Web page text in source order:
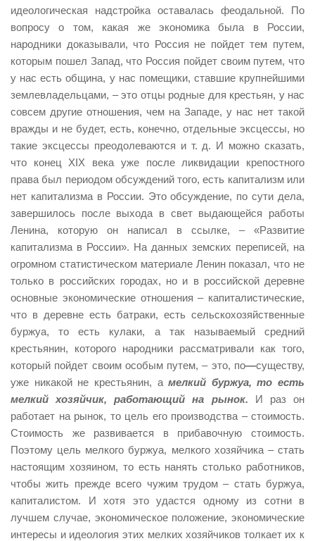
идеологическая надстройка оставалась феодальной. По
вопросу о том, какая же экономика была в России,
народники доказывали, что Россия не пойдет тем путем,
которым пошел Запад, что Россия пойдет своим путем, что
у нас есть община, у нас помещики, ставшие крупнейшими
землевладельцами, – это отцы родные для крестьян, у нас
совсем другие отношения, чем на Западе, у нас нет такой
вражды и не будет, есть, конечно, отдельные эксцессы, но
такие эксцессы преодолеваются и т. д. И можно сказать,
что конец ХIХ века уже после ликвидации крепостного
права был периодом обсуждений того, есть капитализм или
нет капитализма в России. Это обсуждение, по сути дела,
завершилось после выхода в свет выдающейся работы
Ленина, которую он написал в ссылке, – «Развитие
капитализма в России». На данных земских переписей, на
огромном статистическом материале Ленин показал, что не
только в российских городах, но и в российской деревне
основные экономические отношения – капиталистические,
что в деревне есть батраки, есть сельскохозяйственные
буржуа, то есть кулаки, а так называемый средний
крестьянин, которого народники рассматривали как того,
который пойдет своим особым путем, – это, по—существу,
уже никакой не крестьянин, амелкий буржуа, то есть
мелкий хозяйчик, работающий на рынок. И раз он
работает на рынок, то цель его производства – стоимость.
Стоимость же развивается в прибавочную стоимость.
Поэтому цель мелкого буржуа, мелкого хозяйчика – стать
настоящим хозяином, то есть нанять столько работников,
чтобы жить прежде всего чужим трудом – стать буржуа,
капиталистом. И хотя это удастся одному из сотни в
лучшем случае, экономическое положение, экономические
интересы и идеология этих мелких хозяйчиков толкает их к